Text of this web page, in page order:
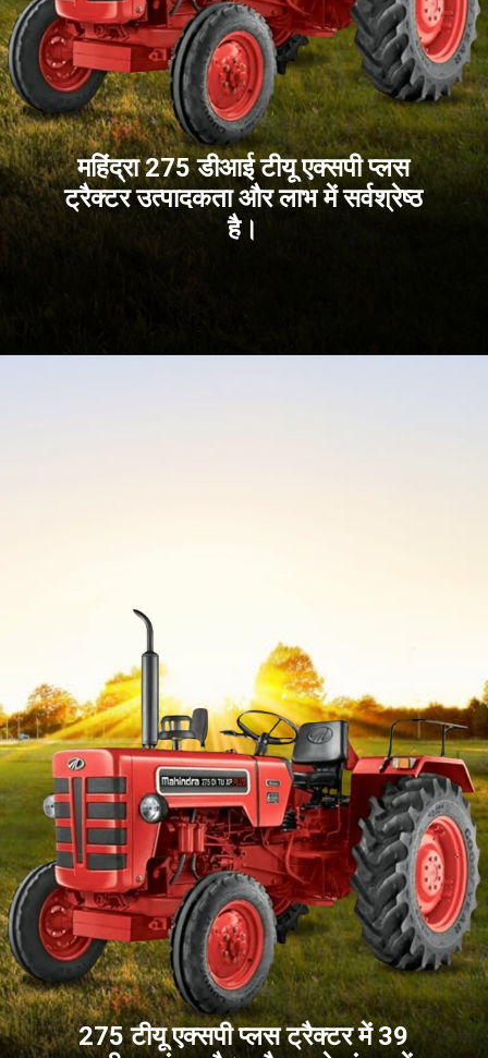
महिंद्रा 275 डीआई टीयू एक्सपी प्लस
ट्रैक्टर उत्पादकता और लाभ में सर्वश्रेष्ठ
है।
275 टीयू एक्सपी प्लस ट्रैक्टर में 39